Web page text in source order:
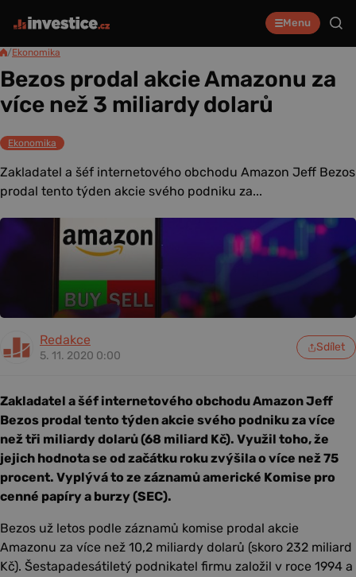
Menu
/Ekonomika
Bezos prodal akcie Amazonu za
více než 3 miliardy dolarů
Ekonomika
Zakladatel a šéf internetového obchodu Amazon Jeff Bezos
prodal tento týden akcie svého podniku za...
Redakce
5. 11. 2020 0:00
Sdílet
Zakladatel a šéf internetového obchodu Amazon Jeff
Bezos prodal tento týden akcie svého podniku za více
než tři miliardy dolarů (68 miliard Kč). Využil toho, že
jejich hodnota se od začátku roku zvýšila o více než 75
procent. Vyplývá to ze záznamů americké Komise pro
cenné papíry a burzy (SEC).
Bezos už letos podle záznamů komise prodal akcie
Amazonu za více než 10,2 miliardy dolarů (skoro 232 miliard
Kč). Šestapadesátiletý podnikatel firmu založil v roce 1994 a